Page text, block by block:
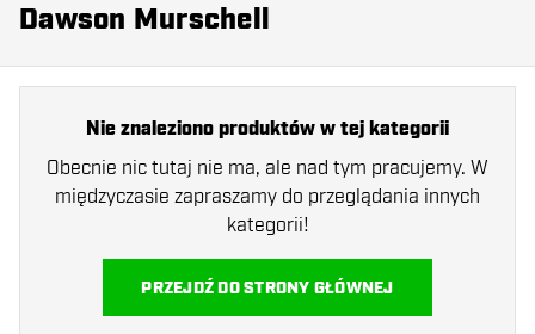
Dawson Murschell
Nie znaleziono produktów w tej kategorii
Obecnie nic tutaj nie ma, ale nad tym pracujemy. W
międzyczasie zapraszamy do przeglądania innych
kategorii!
PRZEJDŹ DO STRONY GŁÓWNEJ